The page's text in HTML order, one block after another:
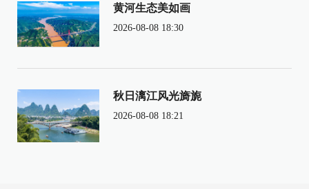
黄河生态美如画
2026-08-08 18:30
秋日漓江风光旖旎
2026-08-08 18:21